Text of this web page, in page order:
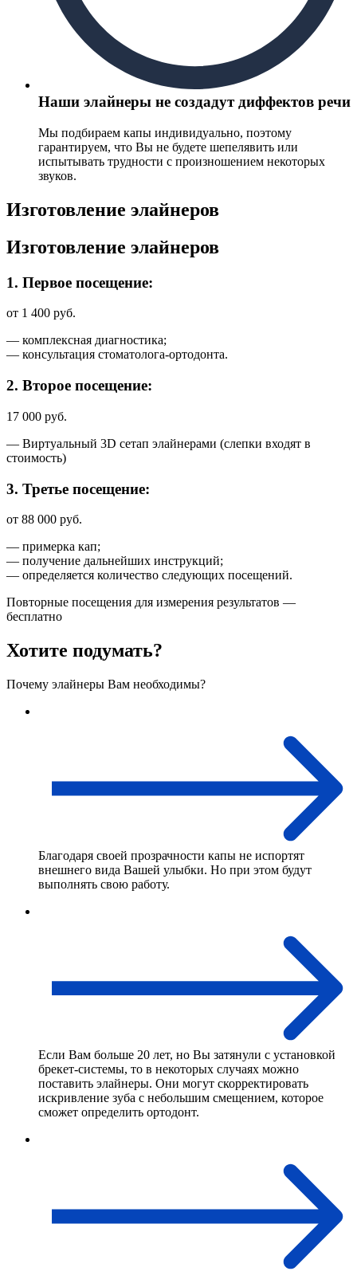
Наши элайнеры не создадут диффектов речи
Мы подбираем капы индивидуально, поэтому
гарантируем, что Вы не будете шепелявить или
испытывать трудности с произношением некоторых
звуков.
Изготовление элайнеров
Изготовление элайнеров
1. Первое посещение:
от 1 400 руб.
— комплексная диагностика;
— консультация стоматолога-ортодонта.
2. Второе посещение:
17 000 руб.
— Виртуальный 3D сетап элайнерами (слепки входят в
стоимость)
3. Третье посещение:
от 88 000 руб.
— примерка кап;
— получение дальнейших инструкций;
— определяется количество следующих посещений.
Повторные посещения для измерения результатов —
бесплатно
Хотите подумать?
Почему элайнеры Вам необходимы?
Благодаря своей прозрачности капы не испортят
внешнего вида Вашей улыбки. Но при этом будут
выполнять свою работу.
Если Вам больше 20 лет, но Вы затянули с установкой
брекет-системы, то в некоторых случаях можно
поставить элайнеры. Они могут скорректировать
искривление зуба с небольшим смещением, которое
сможет определить ортодонт.